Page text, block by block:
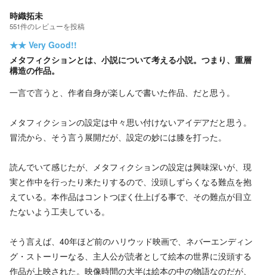
時織拓未
551件のレビューを投稿
★★ Very Good!!
メタフィクションとは、小説について考える小説。つまり、重層
構造の作品。
一言で言うと、作者自身が楽しんで書いた作品、だと思う。
メタフィクションの設定は中々思い付けないアイデアだと思う。
冒涜から、そう言う展開だが、設定の妙には膝を打った。
読んでいて感じたが、メタフィクションの設定は興味深いが、現
実と作中を行ったり来たりするので、没頭しずらくなる難点を抱
えている。本作品はコントつぽく仕上げる事で、その難点が目立
たないよう工夫している。
そう言えば、40年ほど前のハリウッド映画で、ネバーエンディン
グ・ストーリーなる、主人公が読者として絵本の世界に没頭する
作品が上映された。映像時間の大半は絵本の中の物語なのだが、